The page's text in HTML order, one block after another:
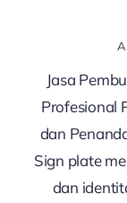
Jasa
Profesional
dan
Sign plate
dan